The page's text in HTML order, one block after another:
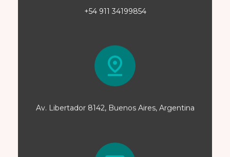
+54 911 34199854
Av. Libertador 8142, Buenos Aires, Argentina